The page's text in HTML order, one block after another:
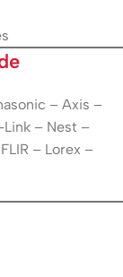
– Axis –
– Nest –
– Lorex –